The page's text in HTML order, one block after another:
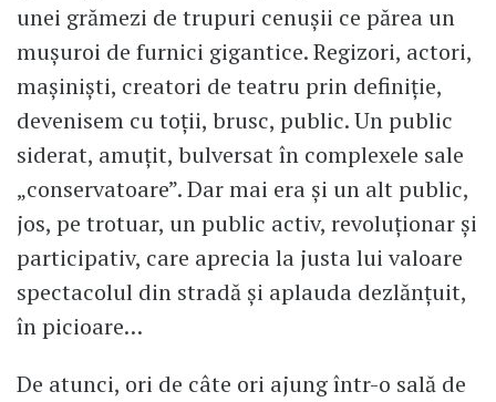
unei grămezi de trupuri cenușii ce părea un
mușuroi de furnici gigantice. Regizori, actori,
mașiniști, creatori de teatru prin definiție,
devenisem cu toții, brusc, public. Un public
siderat, amuțit, bulversat în complexele sale
„conservatoare”. Dar mai era și un alt public,
jos, pe trotuar, un public activ, revoluționar și
participativ, care aprecia la justa lui valoare
spectacolul din stradă și aplauda dezlănțuit,
în picioare…
De atunci, ori de câte ori ajung într-o sală de